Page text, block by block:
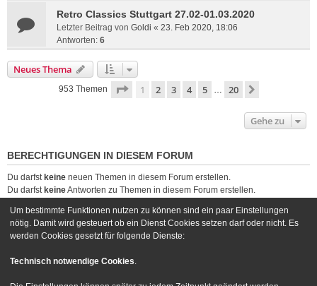
Retro Classics Stuttgart 27.02-01.03.2020
Letzter Beitrag von Goldi « 23. Feb 2020, 18:06
Antworten: 6
Neues Thema
953 Themen Seite 1von 20
1 2 3 4 5 … 20
Gehe zu
BERECHTIGUNGEN IN DIESEM FORUM
Du darfst keine neuen Themen in diesem Forum erstellen.
Du darfst keineAntworten zu Themen in diesem Forum erstellen.
Du darfst deine Beiträge in diesem Forumnichtlöschen.
Du darfstkeineDateianhänge in diesem Forum erstellen.
Foren-Übersicht Kontakt
Powered byphpBB® Forum Software © phpBB Limited
Um bestimmte Funktionen nutzen zu können sind ein paar Einstellungen
nötig. Damit wird gesteuert ob ein Dienst Cookies setzen darf oder nicht. Es
werden Cookies gesetzt für folgende Dienste:
Technisch notwendige Cookies.